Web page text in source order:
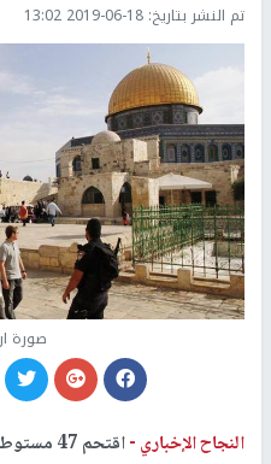
تم النشر بتاريخ: 2019-06-18 13:02
صورة
النجاح الإخباري -
اقتحم